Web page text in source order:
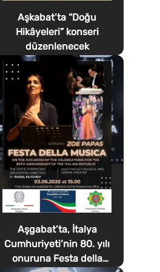
Aşkabat’ta “Doğu
Hikâyeleri” konseri
düzenlenecek
Aşgabat’ta, İtalya
Cumhuriyeti’nin 80. yılı
onuruna Festa della